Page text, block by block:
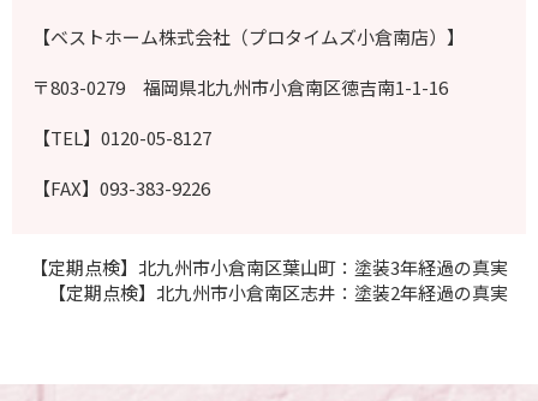
【ベストホーム株式会社（プロタイムズ小倉南店）】
〒803-0279 福岡県北九州市小倉南区徳吉南1-1-16
【TEL】0120-05-8127
【FAX】093-383-9226
【定期点検】北九州市小倉南区葉山町：塗装3年経過の真実
【定期点検】北九州市小倉南区志井：塗装2年経過の真実